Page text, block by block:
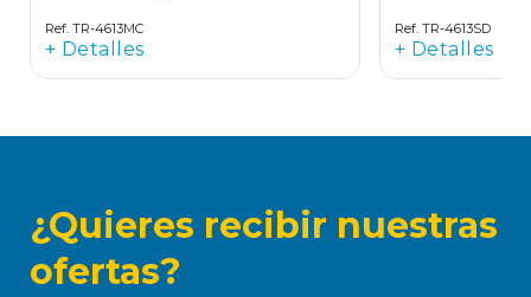
+ Detalles
Ref. TR-4613MC
+ Detalles
Ref. TR-4613SD
¿Quieres recibir nuestras
ofertas?